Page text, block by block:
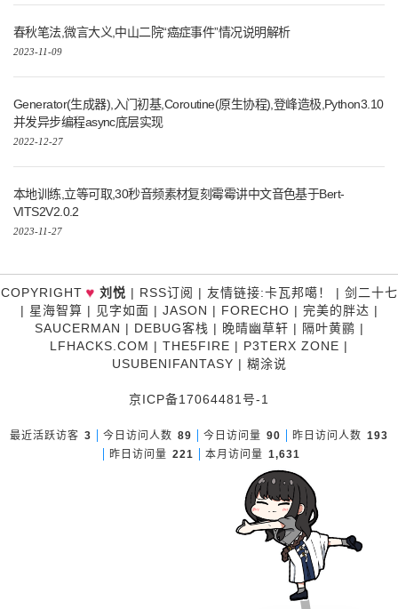
春秋笔法,微言大义,中山二院“癌症事件”情况说明解析
2023-11-09
Generator(生成器),入门初基,Coroutine(原生协程),登峰造极,Python3.10
并发异步编程async底层实现
2022-12-27
本地训练,立等可取,30秒音频素材复刻霉霉讲中文音色基于Bert-
VITS2V2.0.2
2023-11-27
COPYRIGHT♥ 刘悦 | RSS订阅 | 友情链接:卡瓦邦噶！ | 剑二十七
| 星海智算 | 见字如面 | JASON | FORECHO | 完美的胖达 |
SAUCERMAN | DEBUG客栈 | 晚晴幽草轩 | 隔叶黄鹂 |
LFHACKS.COM | THE5FIRE | P3TERX ZONE |
USUBENIFANTASY | 糊涂说
京ICP备17064481号-1
最近活跃访客 3 今日访问人数 89 今日访问量 90 昨日访问人数 193
昨日访问量 221 本月访问量 1,631